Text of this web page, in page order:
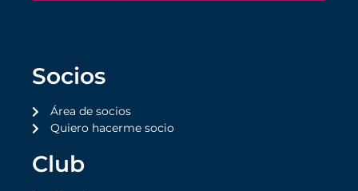
Socios
Área de socios
Quiero hacerme socio
Club